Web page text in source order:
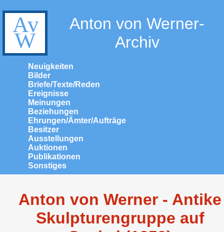
Anton von Werner-
Archiv
Neuigkeiten
Bilder
Briefe/Texte/Reden
Ereignisse
Meinungen
Beziehungen
Ehrungen/Ämter/Aufträge
Besitzer
Ausstellungen
Auktionen
Publikationen
Sonstiges
Anton von Werner - Antike
Skulpturengruppe auf